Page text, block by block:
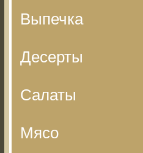
Выпечка
Десерты
Салаты
Мясо